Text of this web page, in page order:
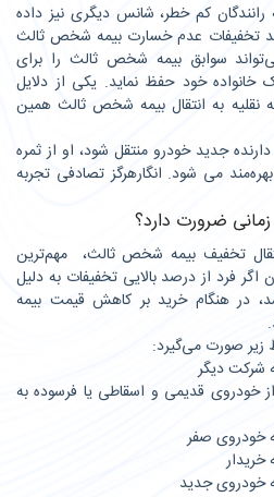
کم خطر، شانس دیگری نیز داده
تخفیفات عدم خسارت بیمه شخص ثالث
سوابق بیمه شخص ثالث را برای
خود حفظ نماید. یکی از دلایل
نقلیه به انتقال بیمه شخص ثالث همین
جدید خودرو منتقل شود، او از ثمره
می شود. انگارهرگز تصادفی تجربه
ضرورت دارد؟
تخفیف بیمه شخص ثالث، مهم‌ترین
فرد از درصد بالایی تخفیفات به دلیل
در هنگام خرید بر کاهش قیمت بیمه
زیر صورت می‌گیرد:
شرکت دیگر
خودروی قدیمی و اسقاطی یا فرسوده به
خودروی صفر
خودروی جدید